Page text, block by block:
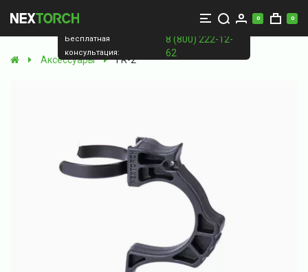
0 0
Аксессуары FR-2
Бесплатная
консультация:
8 (800) 222-12-
62